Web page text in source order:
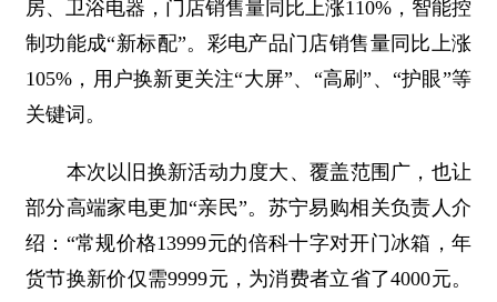
房、卫浴电器，门店销售量同比上涨110%，智能控
制功能成“新标配”。彩电产品门店销售量同比上涨
105%，用户换新更关注“大屏”、“高刷”、“护眼”等
关键词。
本次以旧换新活动力度大、覆盖范围广，也让
部分高端家电更加“亲民”。苏宁易购相关负责人介
绍：“常规价格13999元的倍科十字对开门冰箱，年
货节换新价仅需9999元，为消费者立省了4000元。